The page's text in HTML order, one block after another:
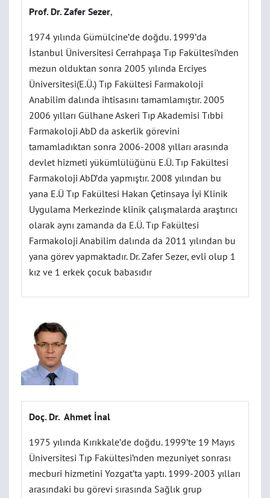
Prof. Dr. Zafer Sezer,
1974 yılında Gümülcine’de doğdu. 1999’da
İstanbul Üniversitesi Cerrahpaşa Tıp Fakültesi’nden
mezun olduktan sonra 2005 yılında Erciyes
Üniversitesi(E.Ü.) Tıp Fakültesi Farmakoloji
Anabilim dalında ihtisasını tamamlamıştır. 2005
2006 yılları Gülhane Askeri Tıp Akademisi Tıbbi
Farmakoloji AbD da askerlik görevini
tamamladıktan sonra 2006-2008 yılları arasında
devlet hizmeti yükümlülüğünü E.Ü. Tıp Fakültesi
Farmakoloji AbD’da yapmıştır. 2008 yılından bu
yana E.Ü Tıp Fakültesi Hakan Çetinsaya İyi Klinik
Uygulama Merkezinde klinik çalışmalarda araştırıcı
olarak aynı zamanda da E.Ü. Tıp Fakültesi
Farmakoloji Anabilim dalında da 2011 yılından bu
yana görev yapmaktadır. Dr. Zafer Sezer, evli olup 1
kız ve 1 erkek çocuk babasıdır
Doç. Dr. Ahmet İnal
1975 yılında Kırıkkale’de doğdu. 1999’te 19 Mayıs
Üniversitesi Tıp Fakültesi’nden mezuniyet sonrası
mecburi hizmetini Yozgat’ta yaptı. 1999-2003 yılları
arasındaki bu görevi sırasında Sağlık grup